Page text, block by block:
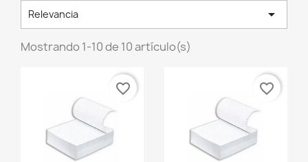
Relevancia 
Mostrando 1-10 de 10 artículo(s)
favorite_border favorite_border